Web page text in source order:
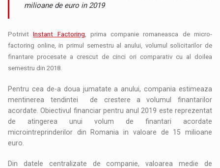
milioane de euro in 2019
PotrivitInstant Factoring , prima companie romaneasca de micro-
factoring online, in primul semestru al anului, volumul solicitarilor de
finantare procesate a crescut de cinci ori comparativ cu al doilea
semestru din 2018.
Pentru cea de-a doua jumatate a anului, compania estimeaza
mentinerea tendintei de crestere a volumul finantarilor
acordate. Obiectivul financiar pentru anul 2019 este reprezentat
de atingerea unui volum de finantari acordate
microintreprinderilor din Romania in valoare de 15 milioane
euro.
Din datele centralizate de companie, valoarea medie de